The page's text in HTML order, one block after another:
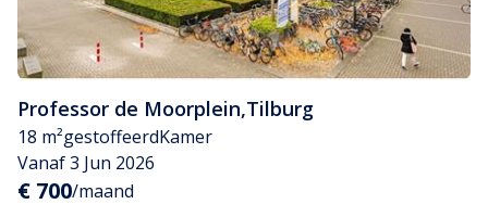
Professor de Moorplein,Tilburg
18 m²gestoffeerdKamer
Vanaf 3 Jun 2026
€ 700/maand